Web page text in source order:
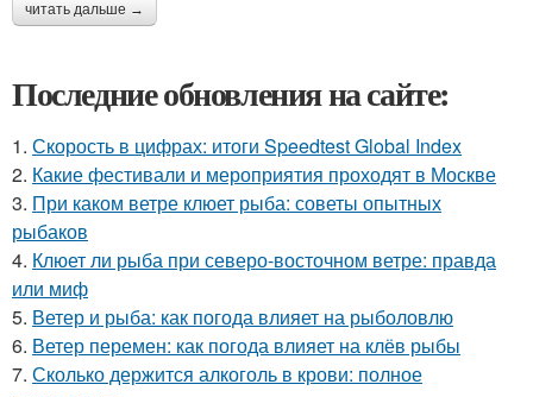
читать дальше →
Последние обновления на сайте:
1. Скорость в цифрах: итоги Speedtest Global Index
2. Какие фестивали и мероприятия проходят в Москве
3. При каком ветре клюет рыба: советы опытных
рыбаков
4. Клюет ли рыба при северо-восточном ветре: правда
или миф
5. Ветер и рыба: как погода влияет на рыболовлю
6. Ветер перемен: как погода влияет на клёв рыбы
7. Сколько держится алкоголь в крови: полное